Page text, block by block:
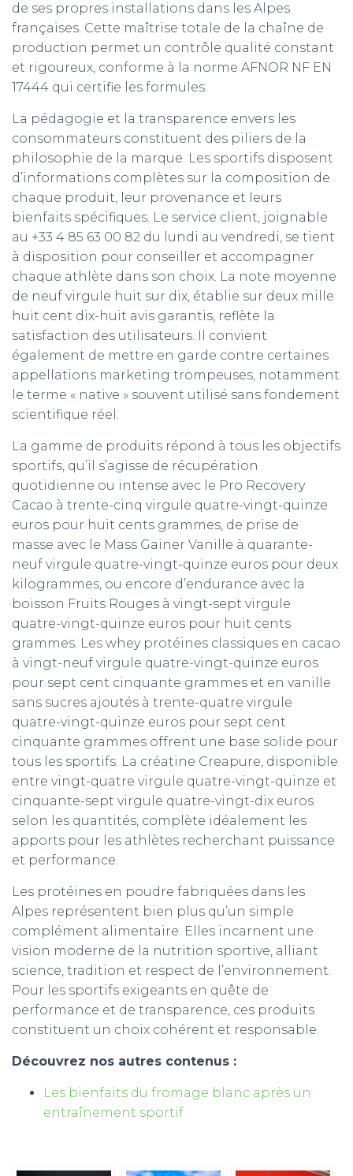
de ses propres installations dans les Alpes
françaises. Cette maîtrise totale de la chaîne de
production permet un contrôle qualité constant
et rigoureux, conforme à la norme AFNOR NF EN
17444 qui certifie les formules.
La pédagogie et la transparence envers les
consommateurs constituent des piliers de la
philosophie de la marque. Les sportifs disposent
d’informations complètes sur la composition de
chaque produit, leur provenance et leurs
bienfaits spécifiques. Le service client, joignable
au +33 4 85 63 00 82 du lundi au vendredi, se tient
à disposition pour conseiller et accompagner
chaque athlète dans son choix. La note moyenne
de neuf virgule huit sur dix, établie sur deux mille
huit cent dix-huit avis garantis, reflète la
satisfaction des utilisateurs. Il convient
également de mettre en garde contre certaines
appellations marketing trompeuses, notamment
le terme « native » souvent utilisé sans fondement
scientifique réel.
La gamme de produits répond à tous les objectifs
sportifs, qu’il s’agisse de récupération
quotidienne ou intense avec le Pro Recovery
Cacao à trente-cinq virgule quatre-vingt-quinze
euros pour huit cents grammes, de prise de
masse avec le Mass Gainer Vanille à quarante-
neuf virgule quatre-vingt-quinze euros pour deux
kilogrammes, ou encore d’endurance avec la
boisson Fruits Rouges à vingt-sept virgule
quatre-vingt-quinze euros pour huit cents
grammes. Les whey protéines classiques en cacao
à vingt-neuf virgule quatre-vingt-quinze euros
pour sept cent cinquante grammes et en vanille
sans sucres ajoutés à trente-quatre virgule
quatre-vingt-quinze euros pour sept cent
cinquante grammes offrent une base solide pour
tous les sportifs. La créatine Creapure, disponible
entre vingt-quatre virgule quatre-vingt-quinze et
cinquante-sept virgule quatre-vingt-dix euros
selon les quantités, complète idéalement les
apports pour les athlètes recherchant puissance
et performance.
Les protéines en poudre fabriquées dans les
Alpes représentent bien plus qu’un simple
complément alimentaire. Elles incarnent une
vision moderne de la nutrition sportive, alliant
science, tradition et respect de l’environnement.
Pour les sportifs exigeants en quête de
performance et de transparence, ces produits
constituent un choix cohérent et responsable.
Découvrez nos autres contenus :
Les bienfaits du fromage blanc après un
entraînement sportif